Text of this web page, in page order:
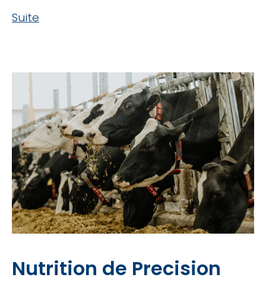
Suite
Nutrition de Precision